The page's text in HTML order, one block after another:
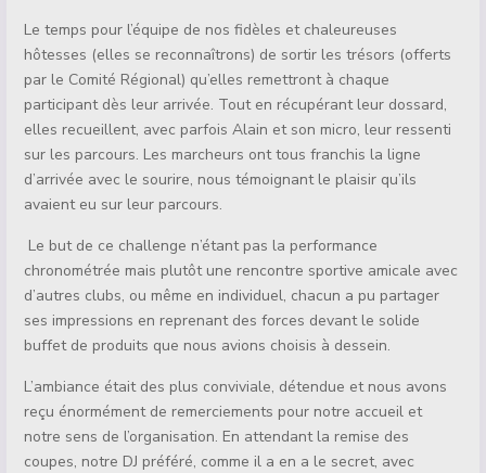
Le temps pour l’équipe de nos fidèles et chaleureuses
hôtesses (elles se reconnaîtrons) de sortir les trésors (offerts
par le Comité Régional) qu’elles remettront à chaque
participant dès leur arrivée. Tout en récupérant leur dossard,
elles recueillent, avec parfois Alain et son micro, leur ressenti
sur les parcours. Les marcheurs ont tous franchis la ligne
d’arrivée avec le sourire, nous témoignant le plaisir qu’ils
avaient eu sur leur parcours.
Le but de ce challenge n’étant pas la performance
chronométrée mais plutôt une rencontre sportive amicale avec
d’autres clubs, ou même en individuel, chacun a pu partager
ses impressions en reprenant des forces devant le solide
buffet de produits que nous avions choisis à dessein.
L’ambiance était des plus conviviale, détendue et nous avons
reçu énormément de remerciements pour notre accueil et
notre sens de l’organisation. En attendant la remise des
coupes, notre DJ préféré, comme il a en a le secret, avec